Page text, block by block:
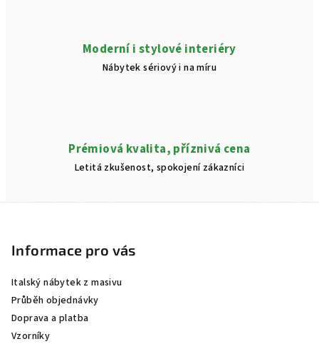
Moderní i stylové interiéry
Nábytek sériový i na míru
Prémiová kvalita, příznivá cena
Letitá zkušenost, spokojení zákazníci
Informace pro vás
Italský nábytek z masivu
Průběh objednávky
Doprava a platba
Vzorníky